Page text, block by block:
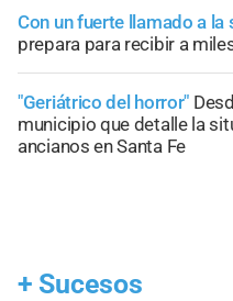
Con un fuerte llamado a la
prepara para recibir a
"Geriátrico del horror"
municipio que detalle la
ancianos en Santa Fe
+ Sucesos